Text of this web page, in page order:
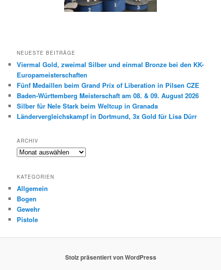
NEUESTE BEITRÄGE
Viermal Gold, zweimal Silber und einmal Bronze bei den KK-
Europameisterschaften
Fünf Medaillen beim Grand Prix of Liberation in Pilsen CZE
Baden-Württemberg Meisterschaft am 08. & 09. August 2026
Silber für Nele Stark beim Weltcup in Granada
Ländervergleichskampf in Dortmund, 3x Gold für Lisa Dürr
ARCHIV
Archiv
KATEGORIEN
Allgemein
Bogen
Gewehr
Pistole
Stolz präsentiert von WordPress